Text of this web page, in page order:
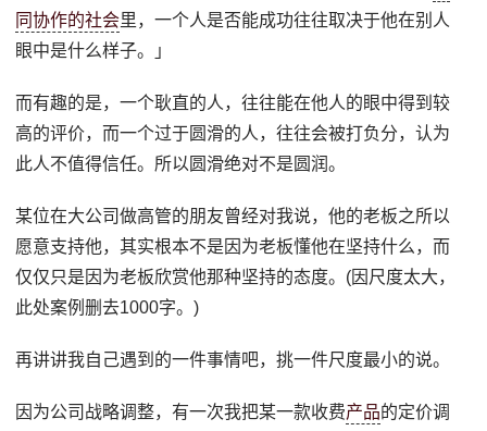
同协作的社会里，一个人是否能成功往往取决于他在别人
眼中是什么样子。」
而有趣的是，一个耿直的人，往往能在他人的眼中得到较
高的评价，而一个过于圆滑的人，往往会被打负分，认为
此人不值得信任。所以圆滑绝对不是圆润。
某位在大公司做高管的朋友曾经对我说，他的老板之所以
愿意支持他，其实根本不是因为老板懂他在坚持什么，而
仅仅只是因为老板欣赏他那种坚持的态度。(因尺度太大，
此处案例删去1000字。)
再讲讲我自己遇到的一件事情吧，挑一件尺度最小的说。
因为公司战略调整，有一次我把某一款收费产品的定价调